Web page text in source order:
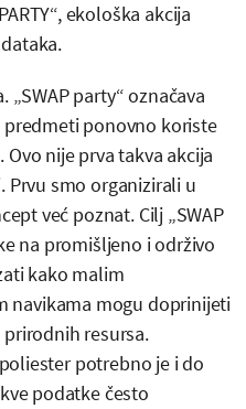
ekološka akcija
„SWAP party“ označava
predmeti ponovno koriste
nije prva takva akcija
smo organizirali u
već poznat. Cilj „SWAP
na promišljeno i održivo
kako malim
navikama mogu doprinijeti
resursa.
potrebno je i do
podatke često